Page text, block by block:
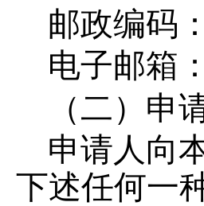
邮政编码：
电子邮箱：
（二）申
申请人向
下述任何一